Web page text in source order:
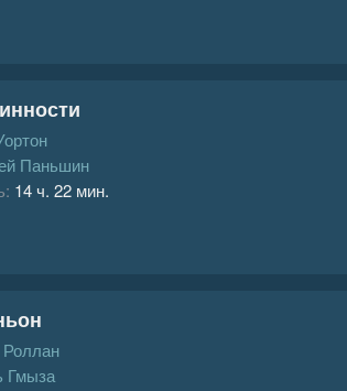
Паньшин
14 ч. 22 мин.
Гмыза